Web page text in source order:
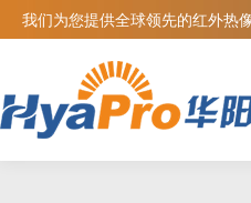
我们为您提供全球领先的红外热